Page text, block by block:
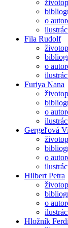
o
Fila Rudolf
o
Furiya Nana
o
Gergeľová
o
Hilbert Petra
o
Hložník